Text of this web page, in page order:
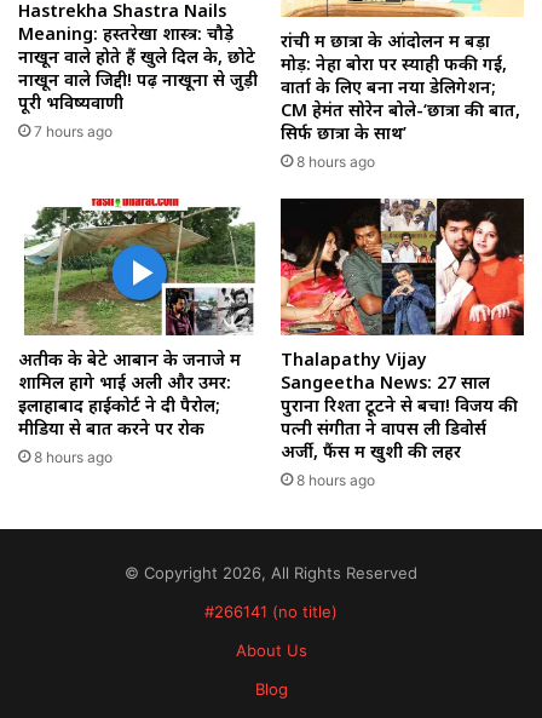
Hastrekha Shastra Nails
Meaning: हस्तरेखा शास्त्र: चौड़े
नाखून वाले होते हैं खुले दिल के, छोटे
नाखून वाले जिद्दी! पढ़ें नाखूनों से जुड़ी
पूरी भविष्यवाणी
7 hours ago
रांची में छात्रों के आंदोलन में बड़ा
मोड़: नेहा बोरा पर स्याही फेंकी गई,
वार्ता के लिए बना नया डेलिगेशन;
CM हेमंत सोरेन बोले-‘छात्रों की बात,
सिर्फ छात्रों के साथ’
8 hours ago
अतीक के बेटे आबान के जनाजे में
शामिल होंगे भाई अली और उमर:
इलाहाबाद हाईकोर्ट ने दी पैरोल;
मीडिया से बात करने पर रोक
8 hours ago
Thalapathy Vijay
Sangeetha News: 27 साल
पुराना रिश्ता टूटने से बचा! विजय की
पत्नी संगीता ने वापस ली डिवोर्स
अर्जी, फैंस में खुशी की लहर
8 hours ago
© Copyright 2026, All Rights Reserved
#266141 (no title)
About Us
Blog